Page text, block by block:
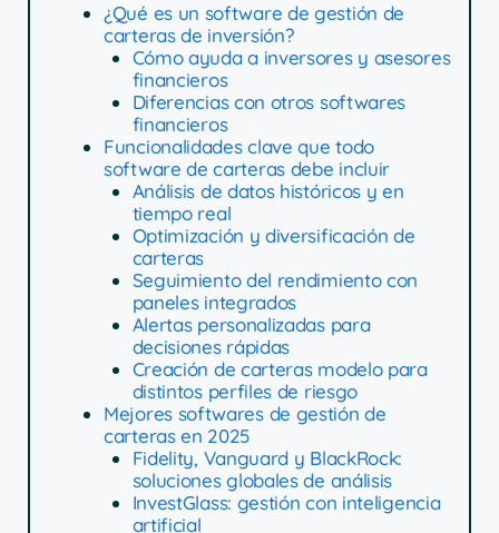
¿Qué es un software de gestión de
carteras de inversión?
Cómo ayuda a inversores y asesores
financieros
Diferencias con otros softwares
financieros
Funcionalidades clave que todo
software de carteras debe incluir
Análisis de datos históricos y en
tiempo real
Optimización y diversificación de
carteras
Seguimiento del rendimiento con
paneles integrados
Alertas personalizadas para
decisiones rápidas
Creación de carteras modelo para
distintos perfiles de riesgo
Mejores softwares de gestión de
carteras en 2025
Fidelity, Vanguard y BlackRock:
soluciones globales de análisis
InvestGlass: gestión con inteligencia
artificial